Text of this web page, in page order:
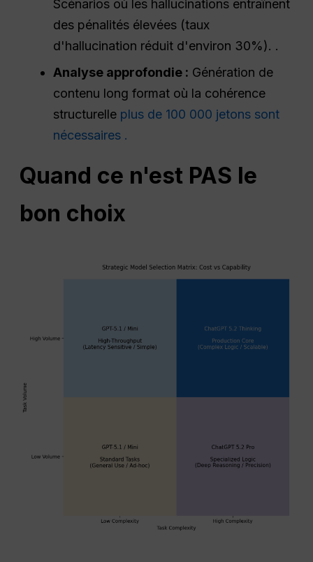
Scénarios où les hallucinations entraînent
des pénalités élevées (taux
d'hallucination réduit d'environ 30%). .
Analyse approfondie : Génération de
contenu long format où la cohérence
structurelle plus de 100 000 jetons sont
nécessaires .
Quand ce n'est PAS le
bon choix